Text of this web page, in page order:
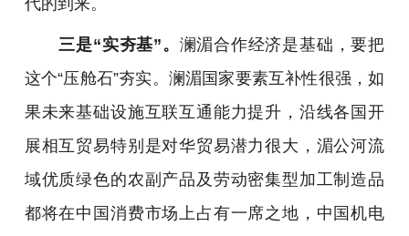
三是“实夯基”。 澜湄合作经济是基础，要把
这个“压舱石”夯实。澜湄国家要素互补性很强，如
果未来基础设施互联互通能力提升，沿线各国开
展相互贸易特别是对华贸易潜力很大，湄公河流
域优质绿色的农副产品及劳动密集型加工制造品
都将在中国消费市场上占有一席之地，中国机电